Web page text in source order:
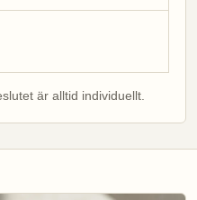
är alltid individuellt.